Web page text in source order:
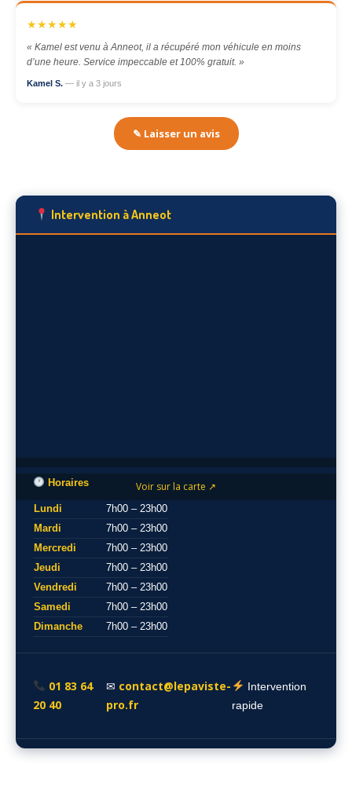
★★★★★
« Kamel est venu à Anneot, il a récupéré mon véhicule en moins
d’une heure. Service impeccable et 100% gratuit. »
Kamel S. — il y a 3 jours
✎ Laisser un avis
Intervention à Anneot
Voir sur la carte ↗
Horaires
Lundi
7h00 – 23h00
Mardi
7h00 – 23h00
Mercredi
7h00 – 23h00
Jeudi
7h00 – 23h00
Vendredi
7h00 – 23h00
Samedi
7h00 – 23h00
Dimanche
7h00 – 23h00
01 83 64
20 40
✉ contact@lepaviste-
pro.fr
Intervention
rapide